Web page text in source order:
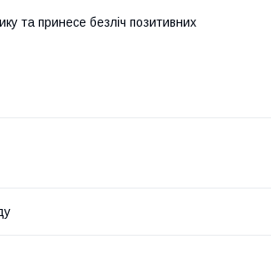
та принесе безліч позитивних